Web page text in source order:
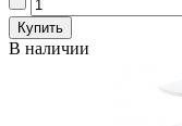
В наличии